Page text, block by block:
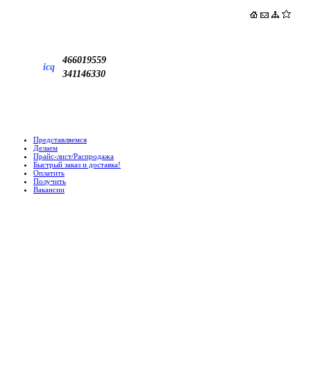
icq
466019559
341146330
Представляемся
Делаем
Прайс-лист/Распродажа
Быстрый заказ и доставка!
Оплатить
Получить
Вакансии